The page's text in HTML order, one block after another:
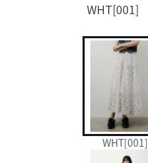
WHT[001]
WHT[001]